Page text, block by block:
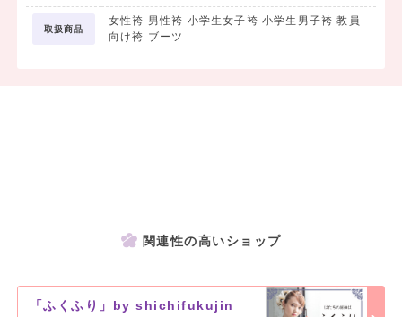
取扱商品
女性袴 男性袴 小学生女子袴 小学生男子袴 教員
向け袴 ブーツ
関連性の高いショップ
「ふくふり」by shichifukujin